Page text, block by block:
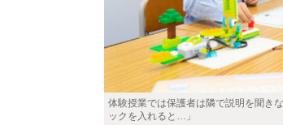
体験授業では保護者は隣で説明を聞き
ックを入れると…」